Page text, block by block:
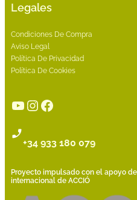
Legales
Condiciones De Compra
Aviso Legal
Política De Privacidad
Política De Cookies
YouTube
Instagram
Facebook
+34 933 180 079
Proyecto impulsado con el apoyo
internacional de ACCIÓ